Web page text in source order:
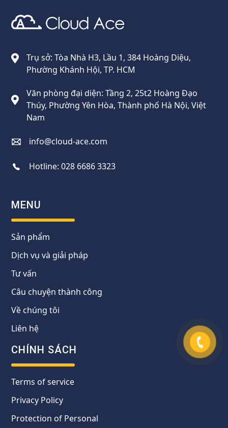
Trụ sở: Tòa Nhà H3, Lầu 1, 384 Hoàng Diệu,
Phường Khánh Hội, TP. HCM
Văn phòng đại diện: Tầng 2, 25t2 Hoàng Đạo
Thúy, Phường Yên Hòa, Thành phố Hà Nội, Việt
Nam
info@cloud-ace.com
Hotline:028 6686 3323
MENU
Sản phẩm
Dịch vụ và giải pháp
Tư vấn
Câu chuyện thành công
Về chúng tôi
Liên hệ
CHÍNH SÁCH
Terms of service
Privacy Policy
Protection of Personal